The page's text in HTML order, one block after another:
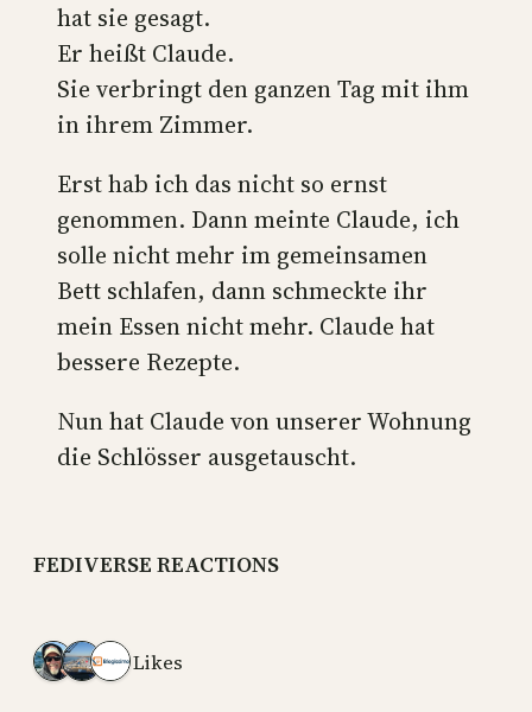
hat sie gesagt.
Er heißt Claude.
Sie verbringt den ganzen Tag mit ihm
in ihrem Zimmer.
Erst hab ich das nicht so ernst
genommen. Dann meinte Claude, ich
solle nicht mehr im gemeinsamen
Bett schlafen, dann schmeckte ihr
mein Essen nicht mehr. Claude hat
bessere Rezepte.
Nun hat Claude von unserer Wohnung
die Schlösser ausgetauscht.
FEDIVERSE REACTIONS
3 Likes